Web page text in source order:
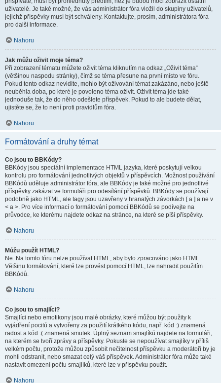
uživatelé. Je také možné, že vás administrátor fóra vložil do skupiny uživatelů,
jejichž příspěvky musí být schváleny. Kontaktujte, prosím, administrátora fóra
pro další informace.
Nahoru
Jak můžu oživit moje téma?
Při zobrazení tématu můžete oživit téma kliknutím na odkaz „Oživit téma“
(většinou naspodu stránky), čímž se téma přesune na první místo ve fóru.
Pokud tento odkaz nevidíte, mohlo být oživování témat zakázáno, nebo ještě
neuběhla doba, po které je povoleno téma oživit. Oživit téma jde také
jednoduše tak, že do něho odešlete příspěvek. Pokud to ale budete dělat,
ujistěte se, že to není proti pravidlům fóra.
Nahoru
Formátování a druhy témat
Co jsou to BBKódy?
BBKódy jsou speciální implementace HTML jazyka, které poskytují velkou
kontrolu pro formátování jednotlivých objektů v příspěvcích. Možnost používání
BBKódů uděluje administrátor fóra, ale BBKódy je také možné pro jednotlivé
příspěvky zakázat ve formuláři pro odesílání příspěvků. BBKódy se používají
podobně jako HTML, ale tagy jsou uzavřeny v hranatých závorkách [ a ] a ne v
< a >. Pro více informací o formátování pomocí BBKódů se podívejte na
průvodce, ke kterému najdete odkaz na stránce, na které se píší příspěvky.
Nahoru
Můžu použít HTML?
Ne. Na tomto fóru nelze používat HTML, aby bylo zpracováno jako HTML.
Většinu formátování, které lze provést pomocí HTML, lze nahradit použitím
BBKódů.
Nahoru
Co jsou to smajlíci?
Smajlíci nebo emotikony jsou malé obrázky, které můžou být použity k
vyjádření pocitů a vytvořeny za použití krátkého kódu, např. kód :) znamená
radost a kód :( znamená smutek. Úplný seznam smajlíků najdete na formuláři,
na kterém se tvoří zprávy a příspěvky. Pokuste se nepoužívat smajlíky v příliš
velkém počtu, protože můžou způsobit nečitelnost příspěvku a moderátoři by je
mohli odstranit, nebo smazat celý váš příspěvek. Administrátor fóra může také
nastavit omezení počtu smajlíků, které lze v příspěvku použít.
Nahoru